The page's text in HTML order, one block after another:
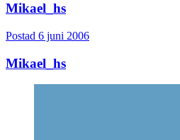
Mikael_hs
Postad 6 juni 2006
Mikael_hs